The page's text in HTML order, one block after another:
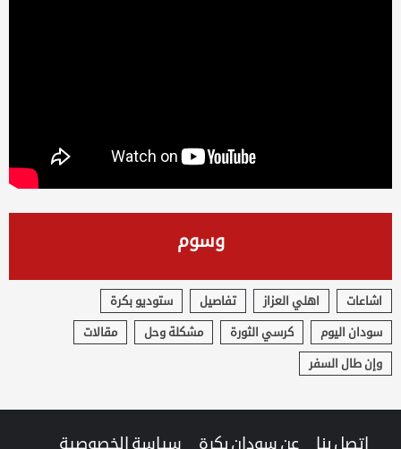
وسوم
اشاعات اهلي العزاز تفاصيل ستوديو بكرة
سودان اليوم كرسي الثورة مشكلة وحل مقالات
وإن طال السفر
اتصل بنا عن سودان بكرة سياسة الخصوصية